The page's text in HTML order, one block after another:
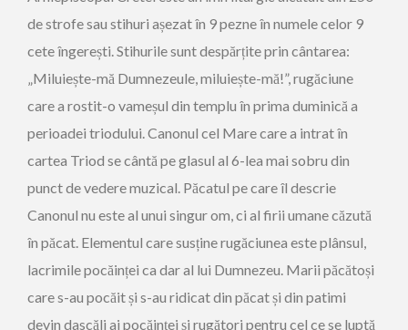
de strofe sau stihuri așezat în 9 pezne în numele celor 9
cete îngerești. Stihurile sunt despărțite prin cântarea:
„Miluiește-mă Dumnezeule, miluiește-mă!”, rugăciune
care a rostit-o vameșul din templu în prima duminică a
perioadei triodului. Canonul cel Mare care a intrat în
cartea Triod se cântă pe glasul al 6-lea mai sobru din
punct de vedere muzical. Păcatul pe care îl descrie
Canonul nu este al unui singur om, ci al firii umane căzută
în păcat. Elementul care susține rugăciunea este plânsul,
lacrimile pocăinței ca dar al lui Dumnezeu. Marii păcătoși
care s-au pocăit și s-au ridicat din păcat și din patimi
devin dascăli ai pocăinței și rugători pentru cel ce se luptă